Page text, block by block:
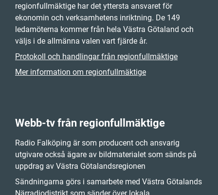
regionfullmäktige har det yttersta ansvaret för
ekonomin och verksamhetens inriktning. De 149
ledamöterna kommer från hela Västra Götaland och
väljs i de allmänna valen vart fjärde år.
Protokoll och handlingar från regionfullmäktige
Mer information om regionfullmäktige
Webb-tv från regionfullmäktige
Radio Falköping är som producent och ansvarig
utgivare också ägare av bildmaterialet som sänds på
uppdrag av Västra Götalandsregionen
Sändningarna görs i samarbete med Västra Götalands